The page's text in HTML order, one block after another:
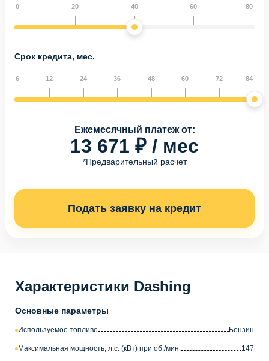
0 20 40 60 80
Срок кредита, мес.
6 12 24 36 48 60 72 84
Ежемесячный платеж от:
13 671 ₽ / мес
*Предварительный расчет
Подать заявку на кредит
Характеристики Dashing
Основные параметры
Используемое топливо Бензин
Максимальная мощность, л.с. (кВт) при об./мин. 147